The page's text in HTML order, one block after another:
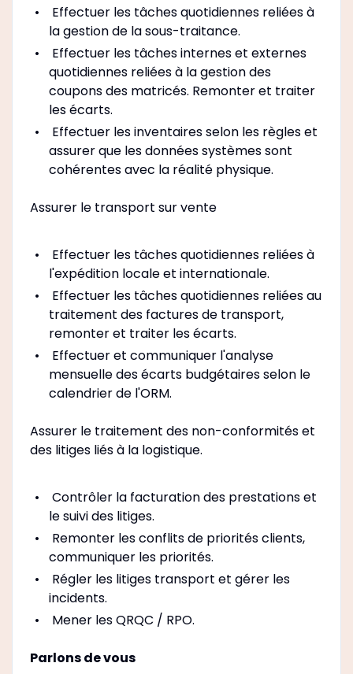
Effectuer les tâches quotidiennes reliées à
la gestion de la sous-traitance.
Effectuer les tâches internes et externes
quotidiennes reliées à la gestion des
coupons des matricés. Remonter et traiter
les écarts.
Effectuer les inventaires selon les règles et
assurer que les données systèmes sont
cohérentes avec la réalité physique.
Assurer le transport sur vente
Effectuer les tâches quotidiennes reliées à
l'expédition locale et internationale.
Effectuer les tâches quotidiennes reliées au
traitement des factures de transport,
remonter et traiter les écarts.
Effectuer et communiquer l'analyse
mensuelle des écarts budgétaires selon le
calendrier de l'ORM.
Assurer le traitement des non-conformités et
des litiges liés à la logistique.
Contrôler la facturation des prestations et
le suivi des litiges.
Remonter les conflits de priorités clients,
communiquer les priorités.
Régler les litiges transport et gérer les
incidents.
Mener les QRQC / RPO.
Parlons de vous